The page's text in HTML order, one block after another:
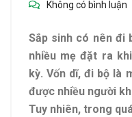
Không có bình luận
Sắp sinh có nên đi
nhiều mẹ đặt ra
kỳ. Vốn dĩ, đi bộ là
được nhiều người
Tuy nhiên, trong